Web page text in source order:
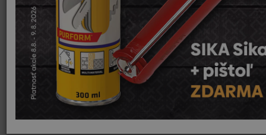
Polyetylénové Parozábrany
Popis : Vyrobené z polyetylénovej fólie, sú
najbežnejším typom parozábrany. Sú flexibilné a
ľahko sa aplikujú.
Výhody: Nízka cena, jednoduchá inštalácia, dobrá
vodotesnosť.
Hliníkové Parozábrany
Popis: Tento typ parozábrany je potiahnutý
hliníkovou vrstvou, ktorá poskytuje vynikajúcu